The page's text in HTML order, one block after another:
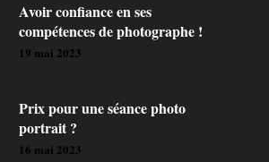
Avoir confiance en ses
compétences de photographe !
19 mai 2023
Prix pour une séance photo
portrait ?
16 mai 2023